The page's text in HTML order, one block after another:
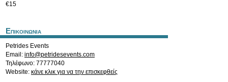
€15
Επικοινωνια
Petrides Events
Email: info@petridesevents.com
Τηλέφωνο: 77777040
Website: κάνε κλικ για να την επισκεφθείς